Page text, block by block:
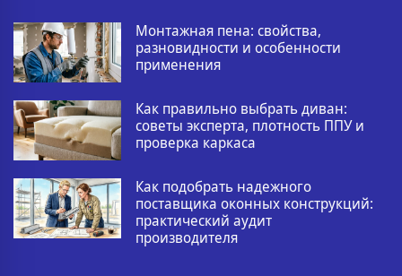
Монтажная пена: свойства,
разновидности и особенности
применения
Как правильно выбрать диван:
советы эксперта, плотность ППУ и
проверка каркаса
Как подобрать надежного
поставщика оконных конструкций:
практический аудит
производителя